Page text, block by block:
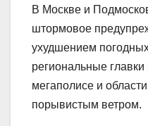
В Москве и
штормовое
ухудшением
региональные
мегаполисе и
порывистым ветром.